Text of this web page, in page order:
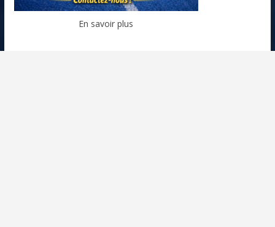
En savoir plus